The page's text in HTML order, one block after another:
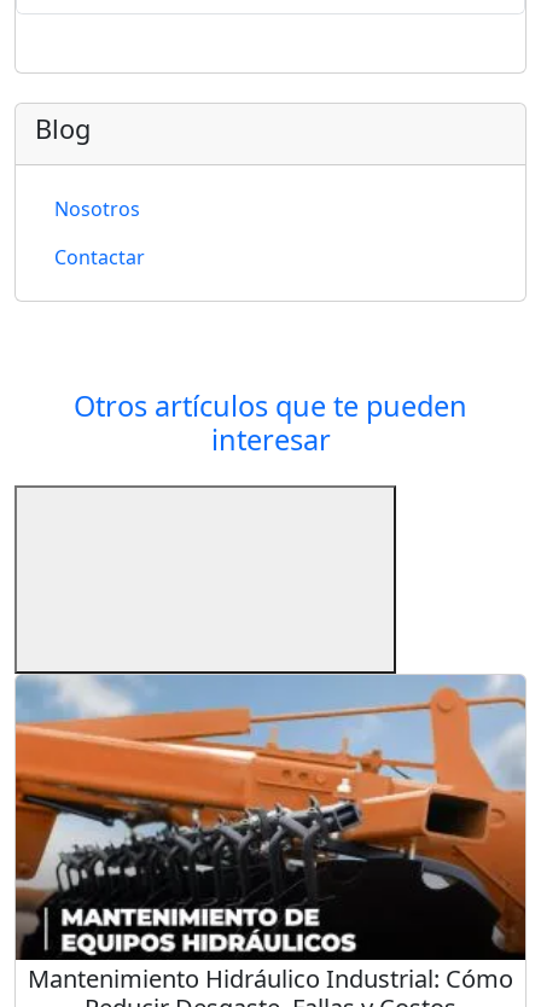
Blog
Nosotros
Contactar
Otros artículos que te pueden
interesar
Mantenimiento Hidráulico Industrial: Cómo